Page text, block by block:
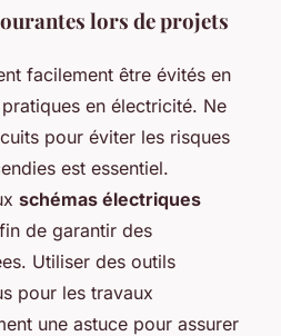
lors de projets
facilement être évités en
en électricité. Ne
pour éviter les risques
est essentiel.
schémas électriques
de garantir des
Utiliser des outils
pour les travaux
une astuce pour assurer